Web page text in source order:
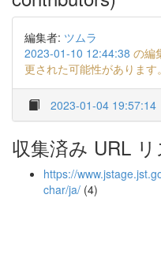
編集者: ツムラ
2023-01-10 12:44:38 の編
更された可能性があります。
2023-01-04 19:57:14
収集済み URL リ
https://
char/ja/ (4)